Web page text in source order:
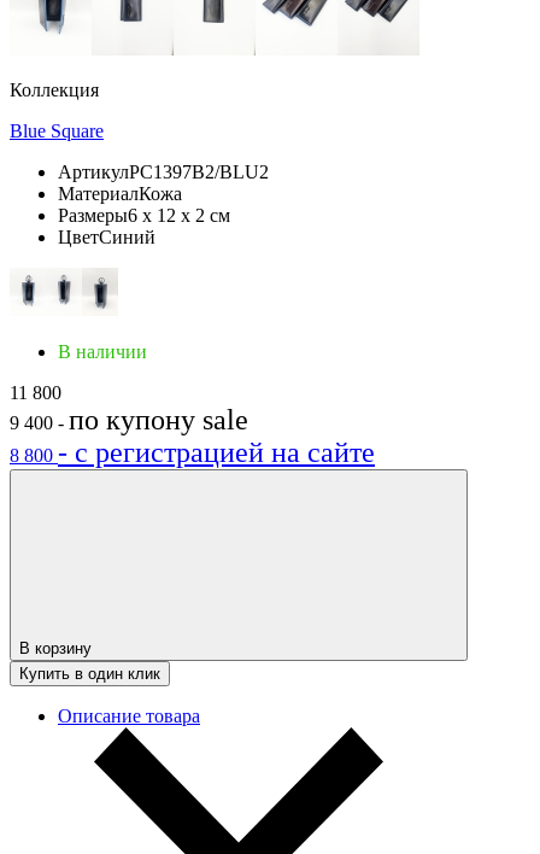
Коллекция
Blue Square
АртикулPC1397B2/BLU2
МатериалКожа
Размеры6 х 12 х 2 см
ЦветСиний
В наличии
11 800
9 400 - по купону sale
8 800 - с регистрацией на сайте
В корзину
Купить в один клик
Описание товара